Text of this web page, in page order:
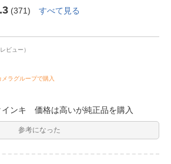
(371) すべて見る
ビュー）
メラグループで購入
インキ 価格は高いが純正品を購入
参考になった